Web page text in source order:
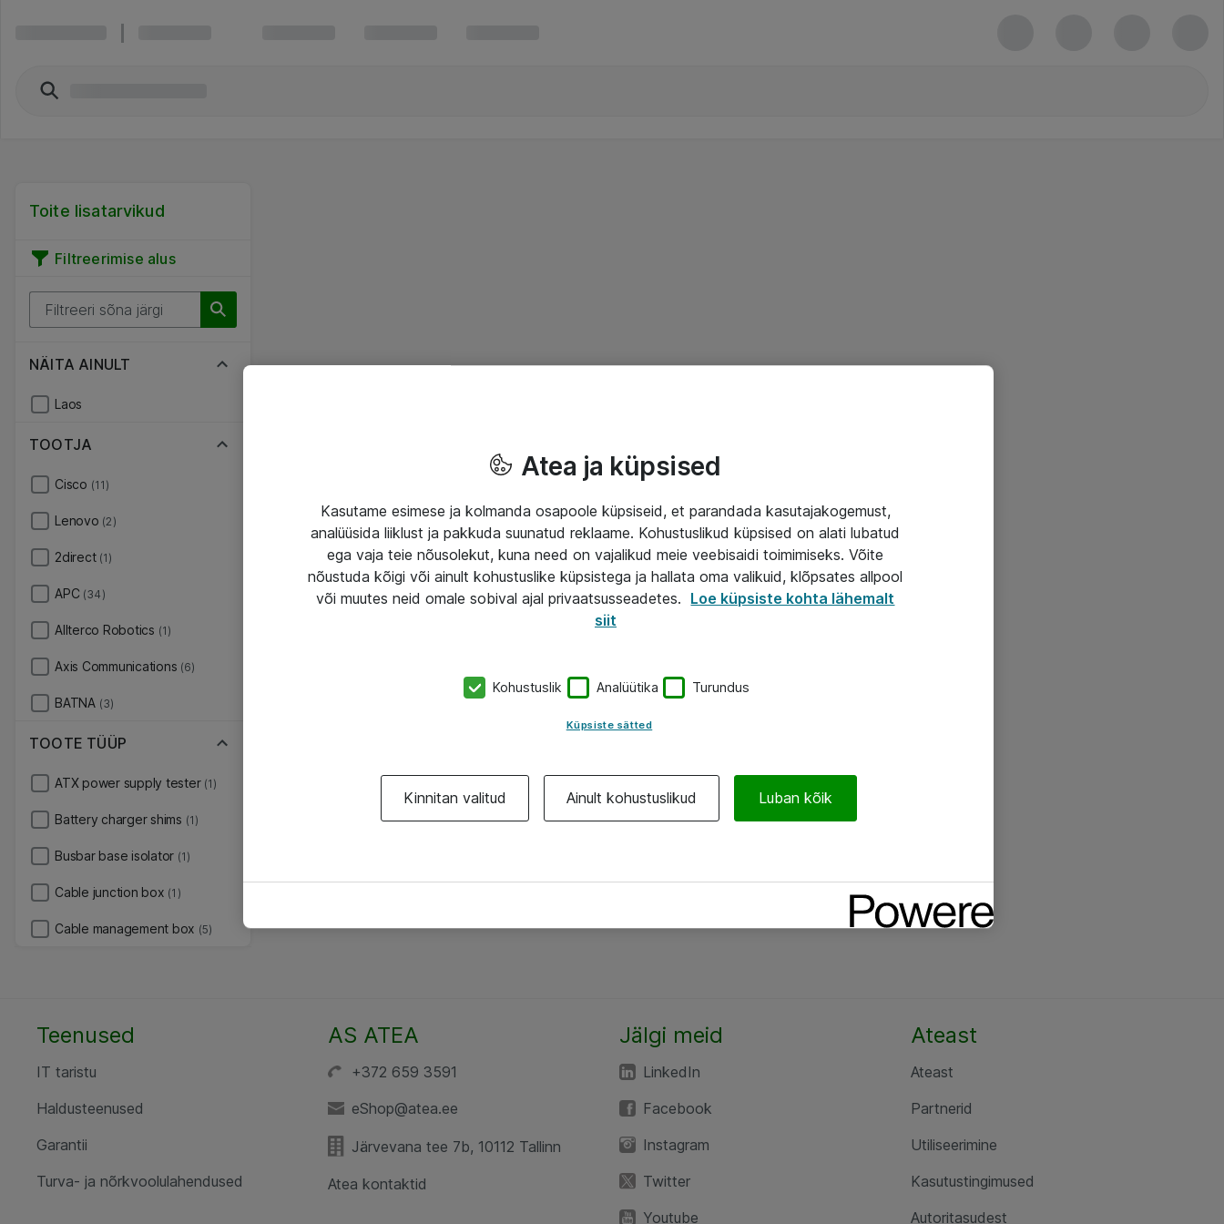
Toite lisatarvikud
Filtreerimise alus
NÄITA AINULT
Laos
TOOTJA
Cisco (11)
Lenovo (2)
2direct (1)
APC (34)
Allterco Robotics (1)
Axis Communications (6)
BATNA (3)
TOOTE TÜÜP
ATX power supply tester (1)
Battery charger shims (1)
Busbar base isolator (1)
Cable junction box (1)
Cable management box (5)
Teenused
IT taristu
Haldusteenused
Garantii
Turva- ja nõrkvoolulahendused
AS ATEA
+372 659 3591
eShop@atea.ee
Järvevana tee 7b, 10112 Tallinn
Atea kontaktid
Jälgi meid
LinkedIn
Facebook
Instagram
Twitter
Youtube
Ateast
Ateast
Partnerid
Utiliseerimine
Kasutustingimused
Autoritasudest
Atea ja küpsised
Kasutame esimese ja kolmanda osapoole küpsiseid, et parandada kasutajakogemust,
analüüsida liiklust ja pakkuda suunatud reklaame. Kohustuslikud küpsised on alati lubatud
ega vaja teie nõusolekut, kuna need on vajalikud meie veebisaidi toimimiseks. Võite
nõustuda kõigi või ainult kohustuslike küpsistega ja hallata oma valikuid, klõpsates allpool
või muutes neid omale sobival ajal privaatsusseadetes. Loe küpsiste kohta lähemalt
siit
Kohustuslik Analüütika Turundus
Küpsiste sätted
Kinnitan valitud Ainult kohustuslikud Luban kõik